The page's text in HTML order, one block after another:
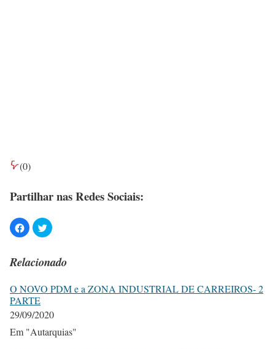
(0)
Partilhar nas Redes Sociais:
Relacionado
O NOVO PDM e a ZONA INDUSTRIAL DE CARREIROS- 2
PARTE
29/09/2020
Em "Autarquias"